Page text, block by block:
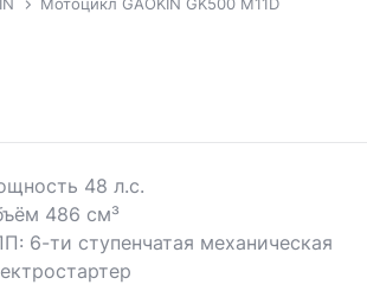
48 л.с.
486 см³
6-ти ступенчатая механическая